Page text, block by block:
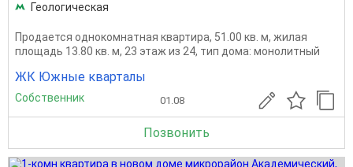
Геологическая
Продается однокомнатная квартира, 51.00 кв. м, жилая
площадь 13.80 кв. м, 23 этаж из 24, тип дома: монолитный
ЖК Южные кварталы
Собственник 01.08
Позвонить